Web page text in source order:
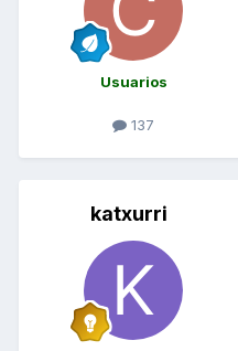
Usuarios
137
katxurri